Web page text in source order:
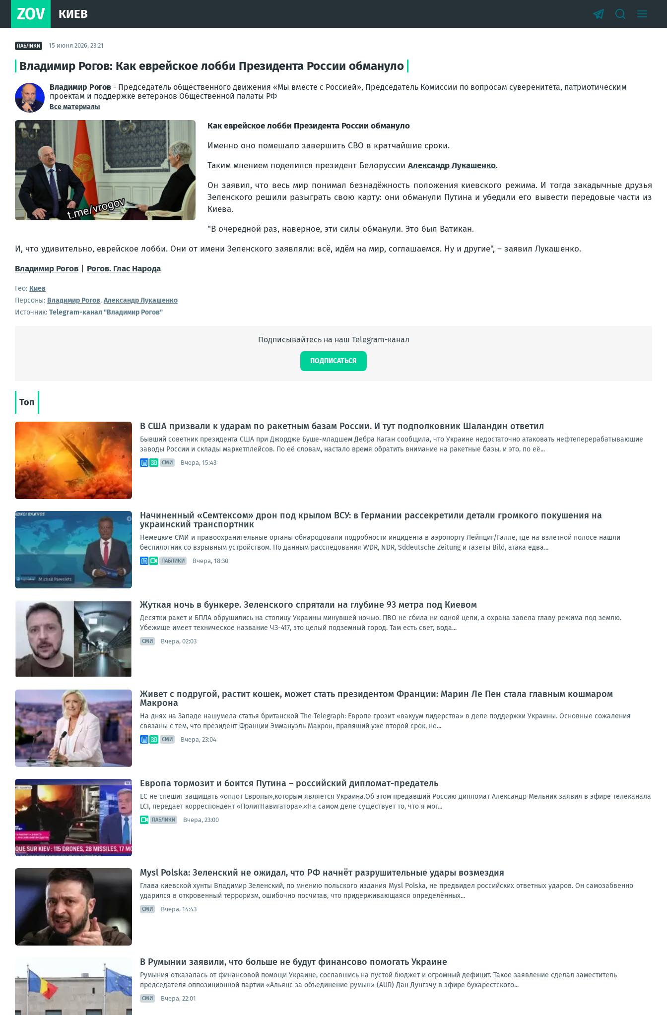
ZOV КИЕВ
ПАБЛИКИ 15 июня 2026, 23:21
Владимир Рогов: Как еврейское лобби Президента России обмануло
Владимир Рогов - Председатель общественного движения «Мы вместе с Россией», Председатель Комиссии по вопросам суверенитета, патриотическим
проектам и поддержке ветеранов Общественной палаты РФ
Все материалы
Как еврейское лобби Президента России обмануло
Именно оно помешало завершить СВО в кратчайшие сроки.
Таким мнением поделился президент Белоруссии Александр Лукашенко.
Он заявил, что весь мир понимал безнадёжность положения киевского режима. И тогда закадычные друзья
Зеленского решили разыграть свою карту: они обманули Путина и убедили его вывести передовые части из
Киева.
"В очередной раз, наверное, эти силы обманули. Это был Ватикан.
И, что удивительно, еврейское лобби. Они от имени Зеленского заявляли: всё, идём на мир, соглашаемся. Ну и другие", – заявил Лукашенко.
Владимир Рогов
Рогов. Глас Народа
Гео: Киев
Персоны: Владимир Рогов, Александр Лукашенко
Источник: Telegram-канал "Владимир Рогов"
Подписывайтесь на наш Telegram-канал
ПОДПИСАТЬСЯ
Топ
В США призвали к ударам по ракетным базам России. И тут подполковник Шаландин ответил
Бывший советник президента США при Джордже Буше-младшем Дебра Каган сообщила, что Украине недостаточно атаковать нефтеперерабатывающие
заводы России и склады маркетплейсов. По её словам, настало время обратить внимание на ракетные базы, и это, по её...
СМИ Вчера, 15:43
Начиненный «Семтексом» дрон под крылом ВСУ: в Германии рассекретили детали громкого покушения на
украинский транспортник
Немецкие СМИ и правоохранительные органы обнародовали подробности инцидента в аэропорту Лейпциг/Галле, где на взлетной полосе нашли
беспилотник со взрывным устройством. По данным расследования WDR, NDR, Sddeutsche Zeitung и газеты Bild, атака едва...
ПАБЛИКИ Вчера, 18:30
Жуткая ночь в бункере. Зеленского спрятали на глубине 93 метра под Киевом
Десятки ракет и БПЛА обрушились на столицу Украины минувшей ночью. ПВО не сбила ни одной цели, а охрана завела главу режима под землю.
Убежище имеет техническое название ЧЗ-417, это целый подземный город. Там есть свет, вода...
СМИ Вчера, 02:03
Живет с подругой, растит кошек, может стать президентом Франции: Марин Ле Пен стала главным кошмаром
Макрона
На днях на Западе нашумела статья британской The Telegraph: Европе грозит «вакуум лидерства» в деле поддержки Украины. Основные сожаления
связаны с тем, что президент Франции Эммануэль Макрон, правящий уже второй срок, не...
СМИ Вчера, 23:04
Европа тормозит и боится Путина – российский дипломат-предатель
ЕС не спешит защищать «оплот Европы»,которым является Украина.Об этом предавший Россию дипломат Александр Мельник заявил в эфире телеканала
LCI, передает корреспондент «ПолитНавигатора».«На самом деле существует то, что я мог...
ПАБЛИКИ Вчера, 23:00
Mysl Polska: Зеленский не ожидал, что РФ начнёт разрушительные удары возмездия
Глава киевской хунты Владимир Зеленский, по мнению польского издания Mysl Polska, не предвидел российских ответных ударов. Он самозабвенно
ударился в откровенный терроризм, ошибочно посчитав, что придерживающаяся определённых...
СМИ Вчера, 14:43
В Румынии заявили, что больше не будут финансово помогать Украине
Румыния отказалась от финансовой помощи Украине, сославшись на пустой бюджет и огромный дефицит. Такое заявление сделал заместитель
председателя оппозиционной партии «Альянс за объединение румын» (AUR) Дан Дунгэчу в эфире бухарестского...
СМИ Вчера, 22:01